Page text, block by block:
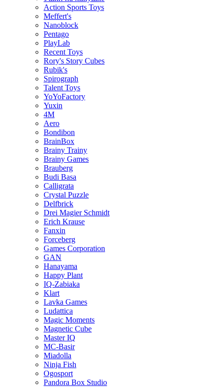
Action Sports Toys
Meffert's
Nanoblock
Pentago
PlayLab
Recent Toys
Rory's Story Cubes
Rubik's
Spirograph
Talent Toys
YoYoFactory
Yuxin
4M
Aero
Bondibon
BrainBox
Brainy Trainy
Brainy Games
Brauberg
Budi Basa
Calligrata
Crystal Puzzle
Delfbrick
Drei Magier Schmidt
Erich Krause
Fanxin
Forceberg
Games Corporation
GAN
Hanayama
Happy Plant
IQ-Zabiaka
Klart
Lavka Games
Ludattica
Magic Moments
Magnetic Cube
Master IQ
MC-Basir
Miadolla
Ninja Fish
Ogosport
Pandora Box Studio